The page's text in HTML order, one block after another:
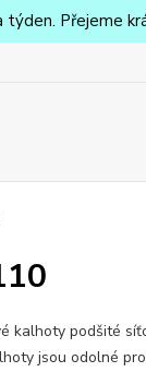
týden. Přejeme
kalhoty podšité
jsou odolné